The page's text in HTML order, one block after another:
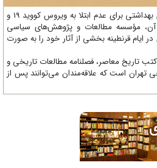
با توجه به نیاز به تداوم مراقبت‌های بهداشتی برای عدم ابتلا به ویروس کووید 19 و
مؤسسه مطالعات و پژوهش‌های سیاسی
قرنطینه بخشی از آثار خود را به صورت
تاریخ معاصر، فصلنامه‌ مطالعات تاریخی و
است که علاقه‌مندان می‌توانند پس از